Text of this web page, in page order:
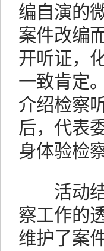
编自演的
案件改编
开听证，
一致肯定
介绍检察
后，代表
身体验检
活动结
察工作的
维护了案